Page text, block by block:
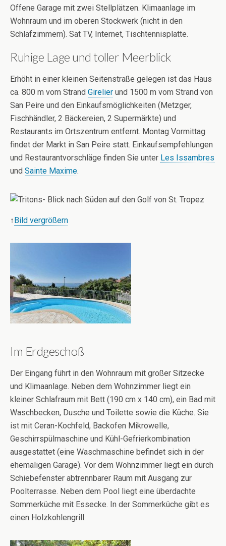
Offene Garage mit zwei Stellplätzen. Klimaanlage im
Wohnraum und im oberen Stockwerk (nicht in den
Schlafzimmern). Sat TV, Internet, Tischtennisplatte.
Ruhige Lage und toller Meerblick
Erhöht in einer kleinen Seitenstraße gelegen ist das Haus
ca. 800 m vom Strand Girelier und 1500 m vom Strand von
San Peire und den Einkaufsmöglichkeiten (Metzger,
Fischhändler, 2 Bäckereien, 2 Supermärkte) und
Restaurants im Ortszentrum entfernt. Montag Vormittag
findet der Markt in San Peire statt. Einkaufsempfehlungen
und Restaurantvorschläge finden Sie unter Les Issambres
und Sainte Maxime.
↑Bild vergrößern
Im Erdgeschoß
Der Eingang führt in den Wohnraum mit großer Sitzecke
und Klimaanlage. Neben dem Wohnzimmer liegt ein
kleiner Schlafraum mit Bett (190 cm x 140 cm), ein Bad mit
Waschbecken, Dusche und Toilette sowie die Küche. Sie
ist mit Ceran-Kochfeld, Backofen Mikrowelle,
Geschirrspülmaschine und Kühl-Gefrierkombination
ausgestattet (eine Waschmaschine befindet sich in der
ehemaligen Garage). Vor dem Wohnzimmer liegt ein durch
Schiebefenster abtrennbarer Raum mit Ausgang zur
Poolterrasse. Neben dem Pool liegt eine überdachte
Sommerküche mit Essecke. In der Sommerküche gibt es
einen Holzkohlengrill.